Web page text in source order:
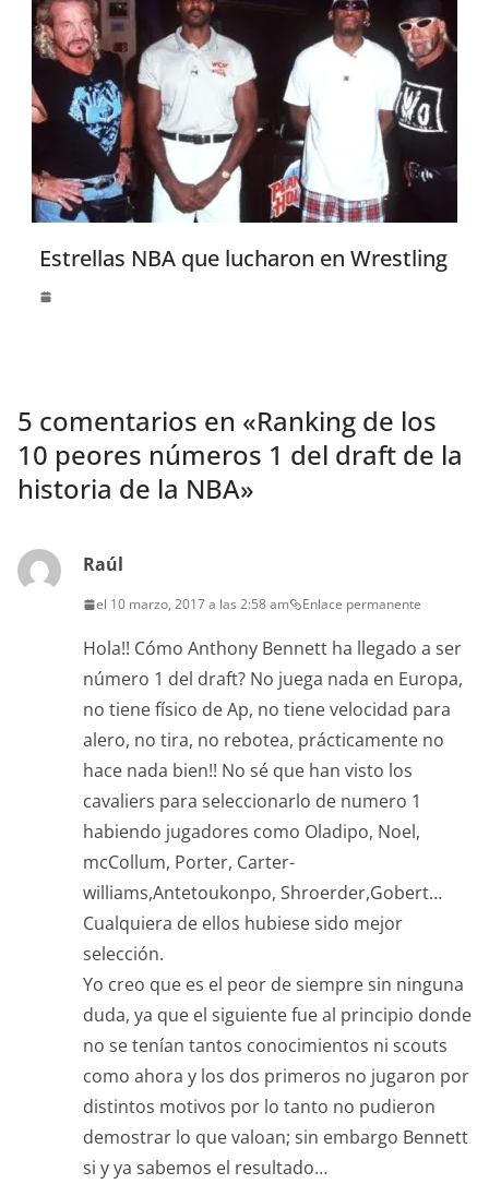
Estrellas NBA que lucharon en Wrestling
5 comentarios en «Ranking de los
10 peores números 1 del draft de la
historia de la NBA»
Raúl
el 10 marzo, 2017 a las 2:58 am Enlace permanente
Hola!! Cómo Anthony Bennett ha llegado a ser
número 1 del draft? No juega nada en Europa,
no tiene físico de Ap, no tiene velocidad para
alero, no tira, no rebotea, prácticamente no
hace nada bien!! No sé que han visto los
cavaliers para seleccionarlo de numero 1
habiendo jugadores como Oladipo, Noel,
mcCollum, Porter, Carter-
williams,Antetoukonpo, Shroerder,Gobert…
Cualquiera de ellos hubiese sido mejor
selección.
Yo creo que es el peor de siempre sin ninguna
duda, ya que el siguiente fue al principio donde
no se tenían tantos conocimientos ni scouts
como ahora y los dos primeros no jugaron por
distintos motivos por lo tanto no pudieron
demostrar lo que valoan; sin embargo Bennett
si y ya sabemos el resultado…